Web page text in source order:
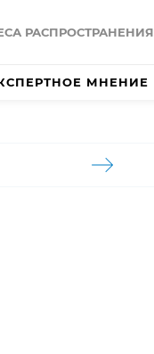
РАСПРОСТРАНЕНИЯ
МНЕНИЕ